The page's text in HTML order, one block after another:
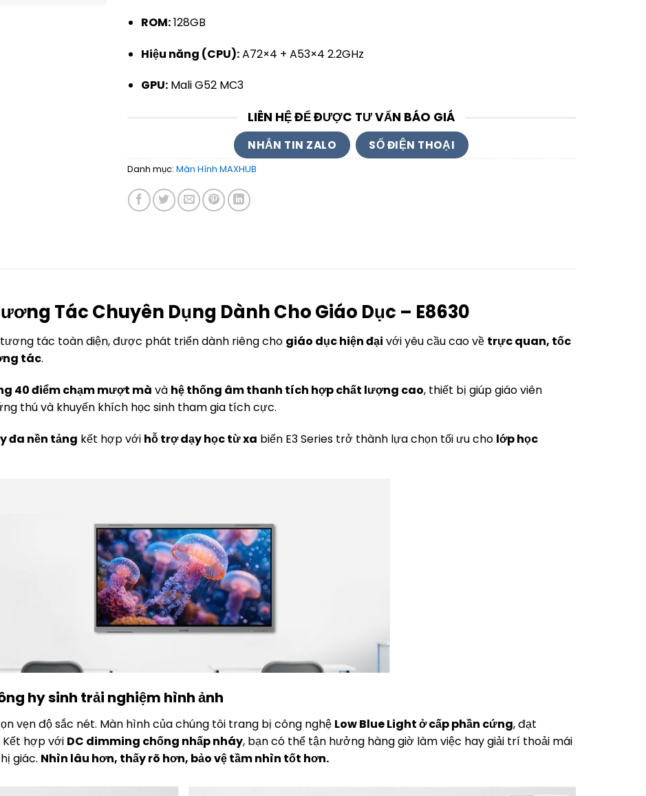
ROM:128GB
Hiệu năng (CPU):A72×4 + A53×4 2.2GHz
GPU: Mali G52 MC3
LIÊN HỆ ĐỂ ĐƯỢC TƯ VẤN BÁO GIÁ
NHẮN TIN ZALO SỐ ĐIỆN THOẠI
Danh mục: Màn Hình MAXHUB
Tác Chuyên Dụng Dành Cho Giáo Dục – E8630
tác toàn diện, được phát triển dành riêng cho giáo dục hiện đại với yêu cầu cao về trực quan, tốc
tác.
40 điểm chạm mượt mà và hệ thống âm thanh tích hợp chất lượng cao, thiết bị giúp giáo viên
thú và khuyến khích học sinh tham gia tích cực.
đa nền tảng kết hợp với hỗ trợ dạy học từ xa biến E3 Series trở thành lựa chọn tối ưu cho lớp học
hy sinh trải nghiệm hình ảnh
vẹn độ sắc nét. Màn hình của chúng tôi trang bị công nghệ Low Blue Light ở cấp phần cứng, đạt
Kết hợp với DC dimming chống nhấp nháy, bạn có thể tận hưởng hàng giờ làm việc hay giải trí thoải mái
giác. Nhìn lâu hơn, thấy rõ hơn, bảo vệ tầm nhìn tốt hơn.